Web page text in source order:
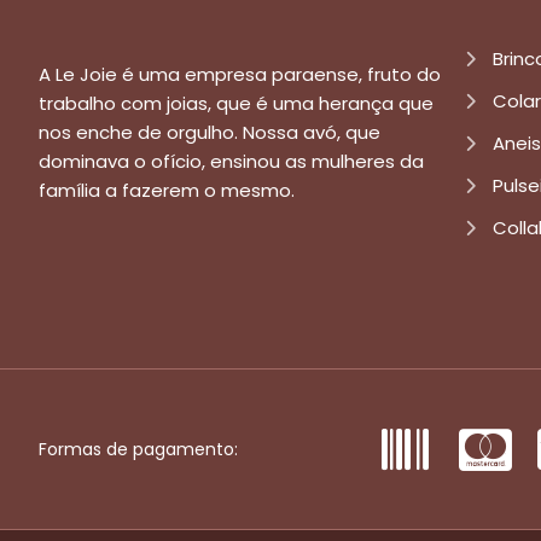
A Le Joie é uma empresa paraense, fruto do
trabalho com joias, que é uma herança que
nos enche de orgulho. Nossa avó, que
dominava o ofício, ensinou as mulheres da
família a fazerem o mesmo.
Aneis
Formas de pagamento: